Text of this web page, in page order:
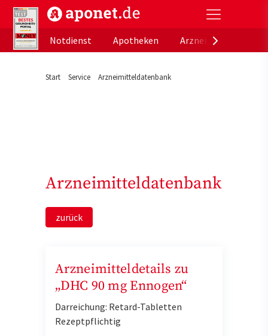
aponet.de - Das offizielle Gesundheitsportal der
Notdienst
Apotheken
Start Service Arzneimitteldatenbank
Arzneimitteldatenbank
zurück
Arzneimitteldetails zu
„DHC 90 mg Ennogen“
Darreichung: Retard-Tabletten
Rezeptpflichtig